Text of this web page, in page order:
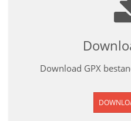
Download GPX